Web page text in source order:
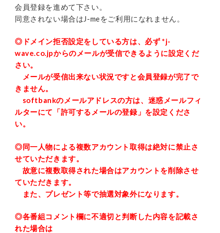
会員登録を進めて下さい。
同意されない場合はJ-meをご利用になれません。
◎ドメイン拒否設定をしている方は、必ず *j-
wave.co.jpからのメールが受信できるように設定くだ
さい。
メールが受信出来ない状況ですと会員登録が完了で
きません。
softbankのメールアドレスの方は、迷惑メールフィ
ルターにて「許可するメールの登録」を設定くださ
い。
◎同一人物による複数アカウント取得は絶対に禁止さ
せていただきます。
故意に複数取得された場合はアカウントを削除させ
ていただきます。
また、プレゼント等で抽選対象外になります。
◎各番組コメント欄に不適切と判断した内容を記載さ
れた場合は